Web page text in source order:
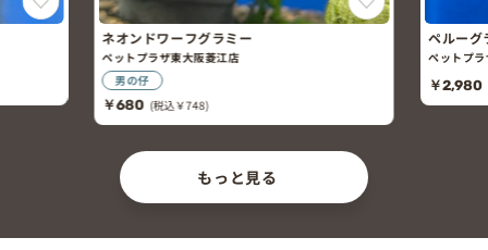
ネオンドワーフグラミー
ペットプラザ東大阪菱江店
男の仔
￥680 (税込￥748)
ペルーグ
ペットプ
￥2,980
もっと見る